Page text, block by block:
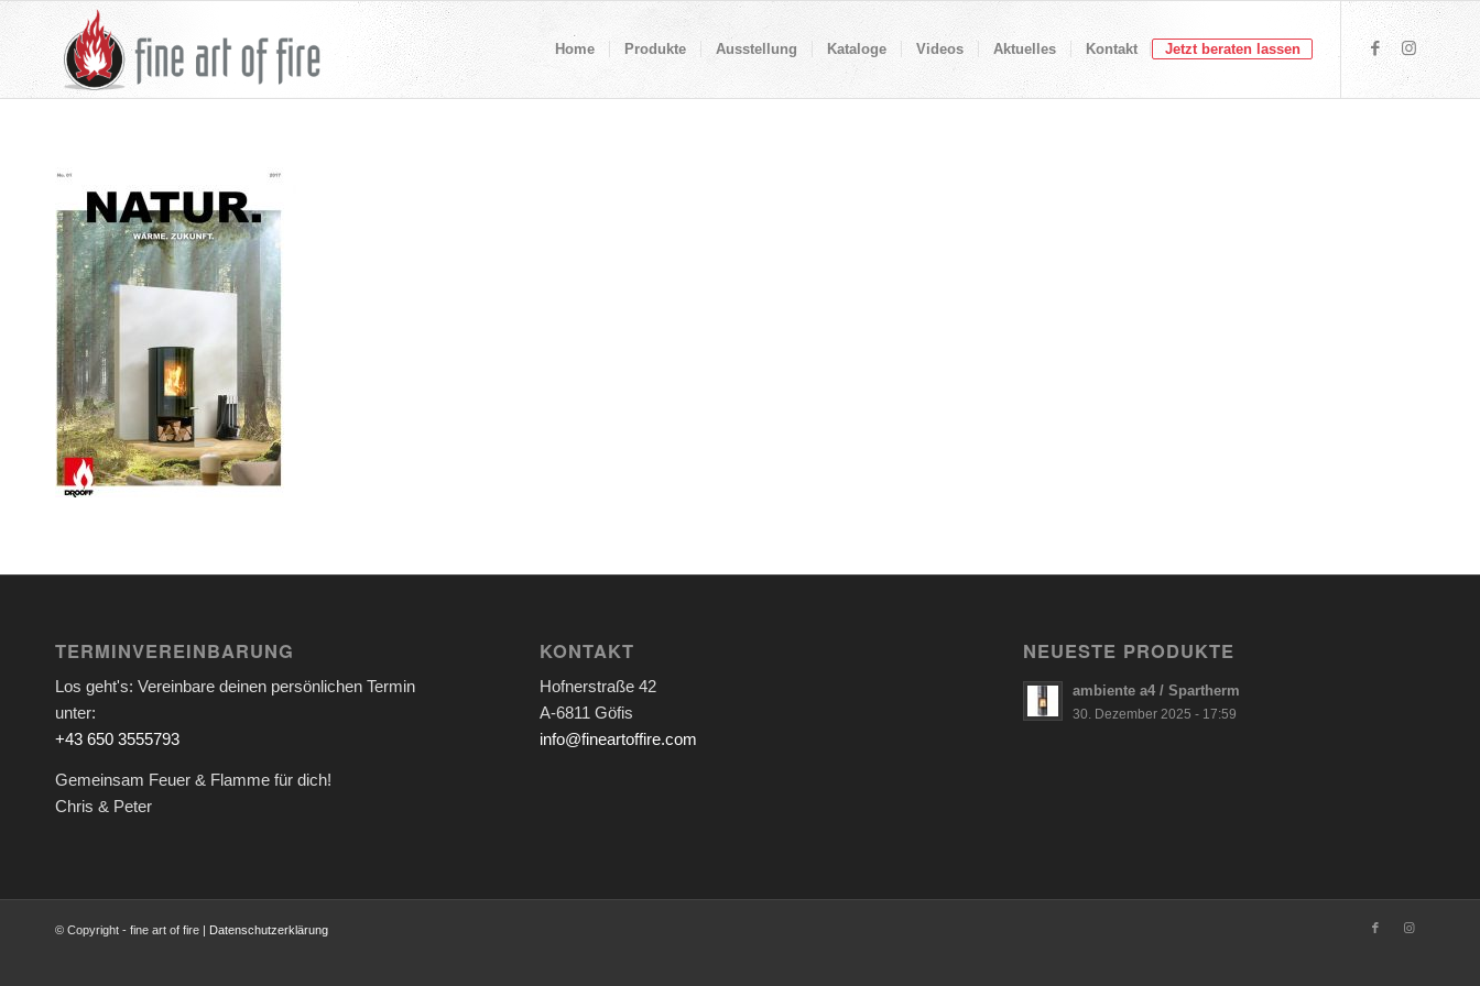
Home Produkte Ausstellung Kataloge Videos Aktuelles Kontakt Jetzt beraten lassen
TERMINVEREINBARUNG
Los geht's: Vereinbare deinen persönlichen Termin
unter:
+43 650 3555793
Gemeinsam Feuer & Flamme für dich!
Chris & Peter
KONTAKT
Hofnerstraße 42
A-6811 Göfis
info@fineartoffire.com
NEUESTE PRODUKTE
ambiente a4 / Spartherm
30. Dezember 2025 - 17:59
© Copyright - fine art of fire | Datenschutzerklärung